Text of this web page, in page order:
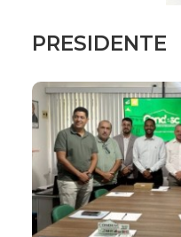
PRESIDENTE